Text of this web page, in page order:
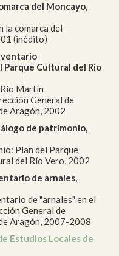
del Moncayo,
la comarca del
(inédito)
Cultural del Río
Martín
General de
Aragón, 2002
de patrimonio,
Plan del Parque
del Río Vero, 2002
de arnales,
de "arnales" en el
General de
Aragón, 2007-2008
Estudios Locales de